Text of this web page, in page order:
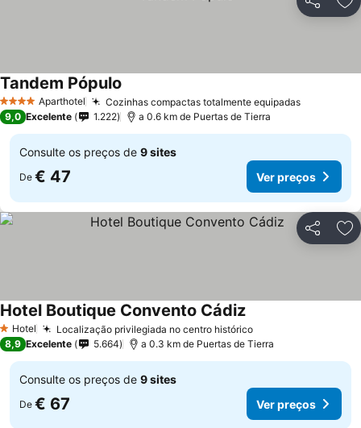
Partilhar
4 EstrelasAparthotel Cozinhas compactas totalmente equipadasVer
Tandem Pópulo
9,0 Excelente 1.222 a 0.6 km de Puertas de Tierra
Consulte os preços de 9 sites
De € 47 Ver preços
Partilhar
1 Estrelas
Hotel Localização privilegiada no centro históricoVer preços
Hotel Boutique Convento CádizVer preços
8,9 Excelente 5.664 a 0.3 km de Puertas de Tierra
Consulte os preços de 9 sites
De € 67 Ver preços